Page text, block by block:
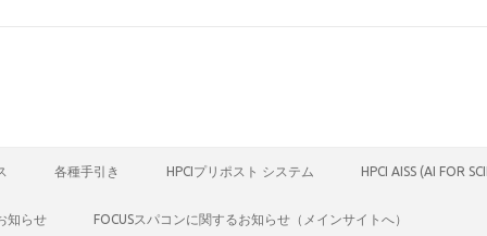
各種手引き HPCIプリポスト システム HPCI AISS (AI FOR
知らせ FOCUSスパコンに関するお知らせ（メインサイトへ）